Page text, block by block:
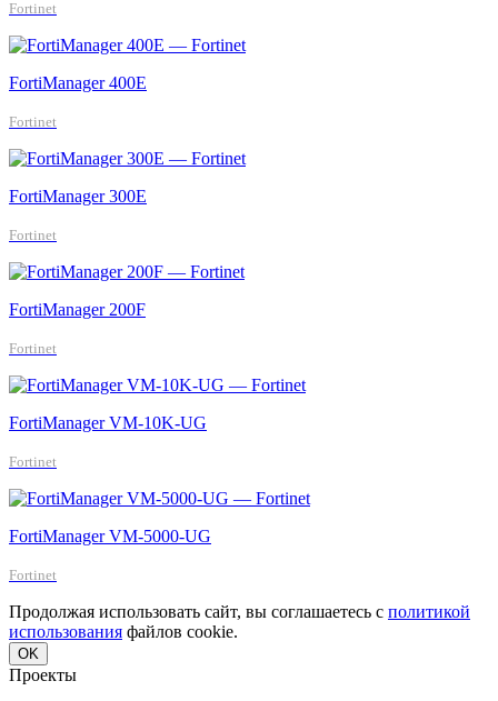
Fortinet
FortiManager 400E
Fortinet
FortiManager 300E
Fortinet
FortiManager 200F
Fortinet
FortiManager VM-10K-UG
Fortinet
FortiManager VM-5000-UG
Fortinet
Продолжая использовать сайт, вы соглашаетесь с политикой
использования файлов cookie.
OK
Проекты